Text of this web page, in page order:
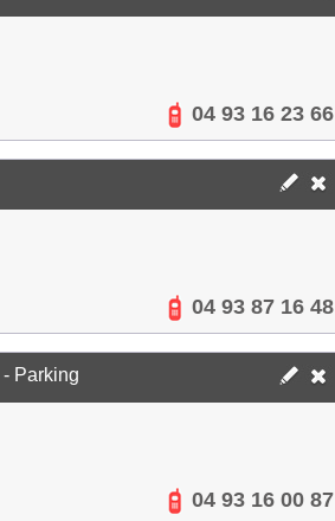
04 93 16 23 66
04 93 87 16 48
- Parking
04 93 16 00 87